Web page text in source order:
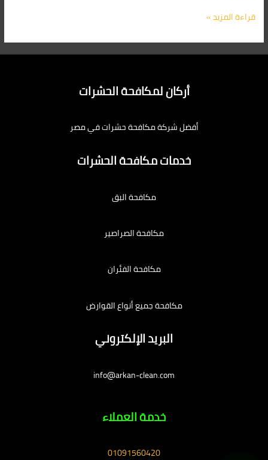
قراءة المزيد »
أركان لمكافحة الحشرات
أفضل شركة مكافحة حشرات في مصر
خدمات مكافحة الحشرات
مكافحة البق
مكافحة الصراصير
مكافحة الفئران
مكافحة جميع أنواع القوارض
البريد الإلكتروني
info@arkan-clean.com
خدمة العملاء
01091560420